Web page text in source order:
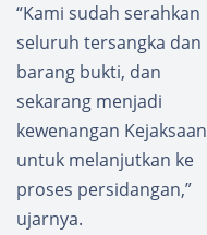
“Kami sudah serahkan
seluruh tersangka dan
barang bukti, dan
sekarang menjadi
kewenangan Kejaksaan
untuk melanjutkan ke
proses persidangan,”
ujarnya.